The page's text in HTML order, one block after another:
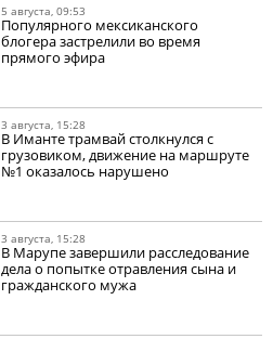
5 августа, 09:53
Популярного мексиканского
блогера застрелили во время
прямого эфира
3 августа, 15:28
В Иманте трамвай столкнулся с
грузовиком, движение на маршруте
№1 оказалось нарушено
3 августа, 15:28
В Марупе завершили расследование
дела о попытке отравления сына и
гражданского мужа